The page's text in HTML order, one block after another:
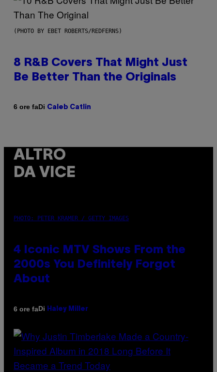
(PHOTO BY EBET ROBERTS/REDFERNS)
8 R&B Covers That Might Just
Be Better Than the Originals
6 ore faDi Caleb Catlin
ALTRO
DA VICE
PHOTO: PETER KRAMER / GETTY IMAGES
4 Iconic MTV Shows From the
2000s You Definitely Forgot
About
6 ore faDi Haley Miller